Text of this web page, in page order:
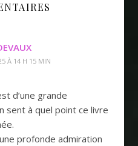
À 14 H 15 MIN
d’une grande
sent à quel point ce livre
une profonde admiration